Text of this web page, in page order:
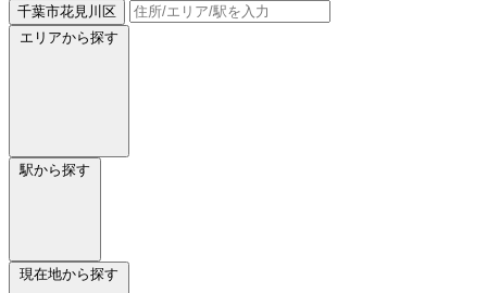
千葉市花見川区
エリアから探す
駅から探す
現在地から探す